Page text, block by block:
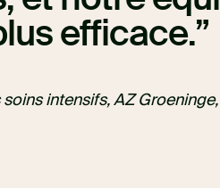
efficace.
intensifs, AZ